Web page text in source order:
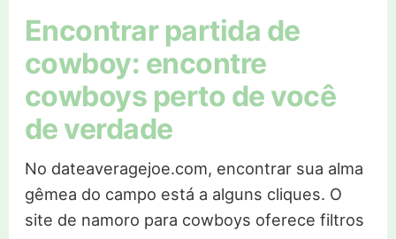
Encontrar partida de
cowboy: encontre
cowboys perto de você
de verdade
No dateaveragejoe.com, encontrar sua alma
gêmea do campo está a alguns cliques. O
site de namoro para cowboys oferece filtros